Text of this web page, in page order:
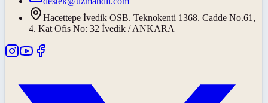
Hacettepe İvedik OSB. Teknokenti 1368. Cadde No.61,
4. Kat Ofis No: 32 İvedik / ANKARA